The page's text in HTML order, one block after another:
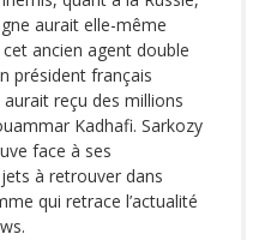
aurait elle-même
ancien agent double
président français
reçu des millions
Kadhafi. Sarkozy
face à ses
à retrouver dans
qui retrace l’actualité